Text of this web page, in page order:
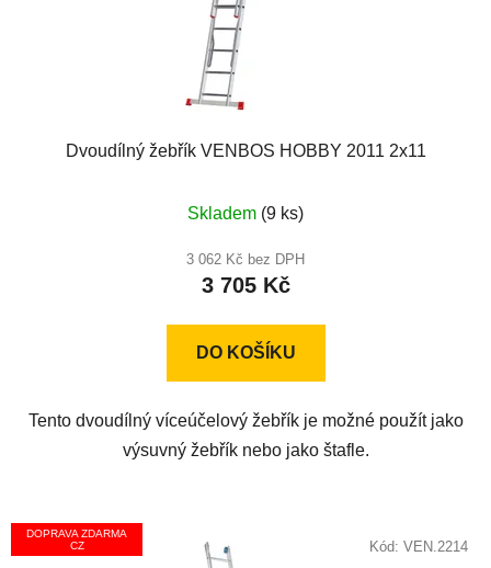
Dvoudílný žebřík VENBOS HOBBY 2011 2x11
Skladem (9 ks)
3 062 Kč bez DPH
3 705 Kč
DO KOŠÍKU
Tento dvoudílný víceúčelový žebřík je možné použít jako
výsuvný žebřík nebo jako štafle.
DOPRAVA ZDARMA
CZ
Kód: VEN.2214